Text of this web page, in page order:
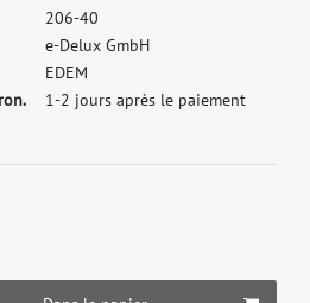
206-40
e-Delux GmbH
EDEM
1-2 jours après le paiement